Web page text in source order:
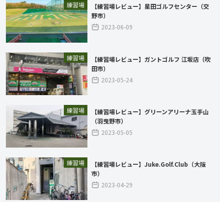
練習場
【練習場レビュー】星田ゴルフセンター（交
野市）
2023-06-09
練習場
【練習場レビュー】ガントゴルフ 江坂店（吹
田市）
2023-05-24
練習場
【練習場レビュー】グリーンアリーナ玉手山
（羽曳野市）
2023-05-05
練習場
【練習場レビュー】Juke.Golf.Club（大阪
市）
2023-04-29